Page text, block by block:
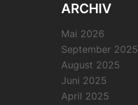
ARCHIV
Mai 2026
September 2025
August 2025
Juni 2025
April 2025